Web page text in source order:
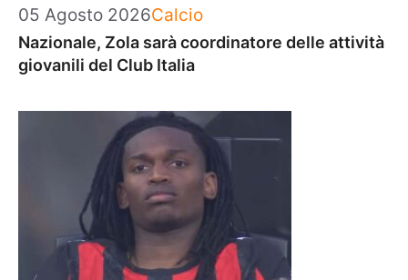
05 Agosto 2026Categorie
Calcio
Nazionale, Zola sarà coordinatore delle attività
giovanili del Club Italia